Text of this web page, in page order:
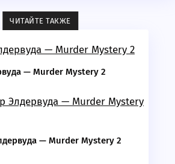
ЧИТАЙТЕ ТАКЖЕ
— Murder Mystery 2
— Murder Mystery 2